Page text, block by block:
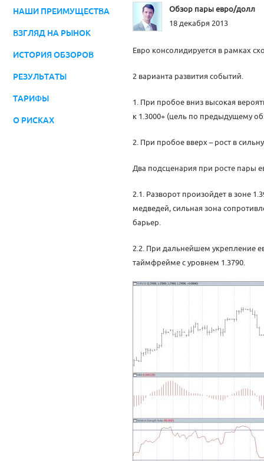
НАШИ ПРЕИМУЩЕСТВА
ВЗГЛЯД НА РЫНОК
ИСТОРИЯ ОБЗОРОВ
РЕЗУЛЬТАТЫ
ТАРИФЫ
О РИСКАХ
Обзор пары евро/долл
18 декабря 2013
Евро консолидируется в рамках
2 варианта развития событий.
1. При пробое вниз высокая
к 1.3000+ (цель по предыдущему
2. При пробое вверх – рост в
Два подсценария при росте пары
2.1. Разворот произойдет в зоне
медведей, сильная зона
барьер.
2.2. При дальнейшем укрепление
таймфрейме с уровнем 1.3790.